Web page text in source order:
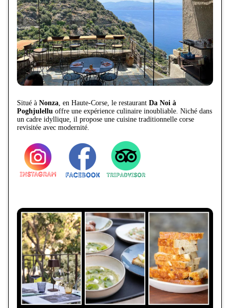
Situé à Nonza , en Haute-Corse, le restaurant Da Noi à
Poghjulellu offre une expérience culinaire inoubliable. Niché dans
un cadre idyllique, il propose une cuisine traditionnelle corse
revisitée avec modernité.